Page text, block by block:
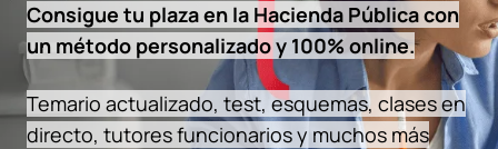
Consigue tu plaza en la Hacienda Pública con
un método personalizadoy 100% online.
Temario actualizado, test, esquemas, clases en
directo, tutores funcionarios y muchos más